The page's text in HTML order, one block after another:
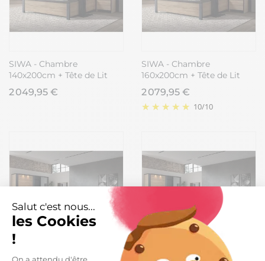
Salut c'est nous...
les Cookies
!
On a attendu d'être
SIWA - Chambre
140x200cm + Tête de Lit
avec Leds + Chevets +
Commode
2 049,95 €
SIWA - Chambre
160x200cm + Tête de Lit
avec Leds + Chevets +
Commode
2 079,95 €
10/10
SIWA - Chambre Complète
SIWA - Chambre Complète